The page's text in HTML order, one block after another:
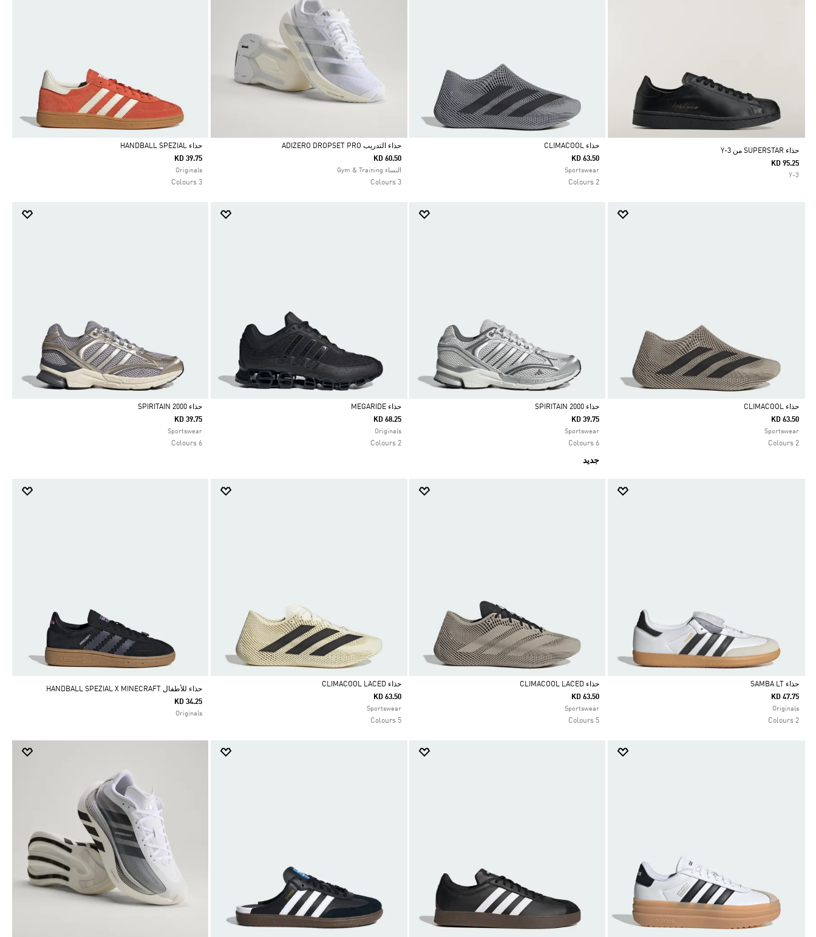
حذاء SUPERSTAR من Y-3
KD 95.25
Y-3
Selected
حذاء CLIMACOOL
KD 63.50
Sportswear
2 Colours
Selected
حذاء التدريب ADIZERO DROPSET PRO
KD 60.50
النساء Gym & Training
3 Colours
Selected
حذاء HANDBALL SPEZIAL
KD 39.75
Originals
3 Colours
Selected
حذاء CLIMACOOL
KD 63.50
Sportswear
2 Colours
Selected
حذاء SPIRITAIN 2000
KD 39.75
Sportswear
6 Colours
جديد
Selected
حذاء MEGARIDE
KD 68.25
Originals
2 Colours
Selected
حذاء SPIRITAIN 2000
KD 39.75
Sportswear
6 Colours
Selected
حذاء SAMBA LT
KD 47.75
Originals
2 Colours
Selected
حذاء CLIMACOOL LACED
KD 63.50
Sportswear
5 Colours
Selected
حذاء CLIMACOOL LACED
KD 63.50
Sportswear
5 Colours
حذاء للأطفال HANDBALL SPEZIAL X MINECRAFT
KD 34.25
Originals